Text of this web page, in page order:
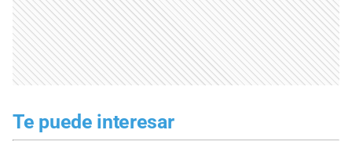
Te puede interesar